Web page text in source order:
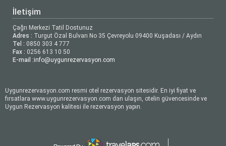
İletişim
Çağrı Merkezi Tatil Dostunuz
Adres : Turgut Özal Bulvarı No 35 Çevreyolu 09400 Kuşadası / Aydın
Tel : 0850 303 4 777
Fax : 0256 613 10 50
E-mail :info@uygunrezervasyon.com
Uygunrezervasyon.com resmi otel rezervasyon sitesidir. En iyi fiyat ve
fırsatlara www.uygunrezervasyon.com dan ulaşın, otelin güvencesinde ve
Uygun Rezervasyon kalitesi ile rezervasyon yapın.